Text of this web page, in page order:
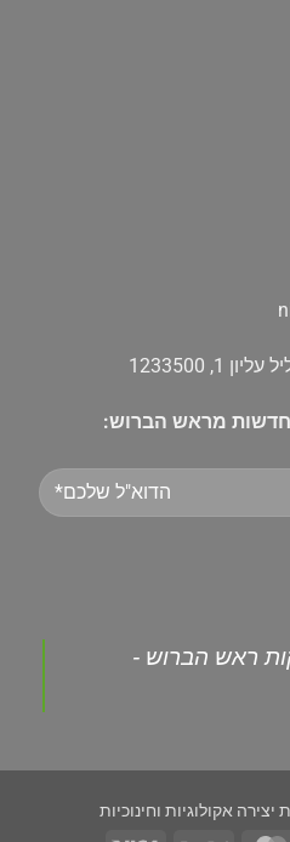
1233500
מראש הברוש:
ראש הברוש -
אקולוגיות וחינוכיות